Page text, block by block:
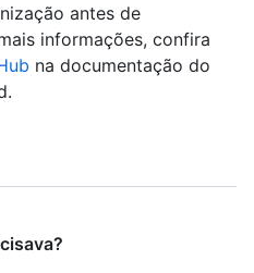
antes de
informações, confira
na documentação do